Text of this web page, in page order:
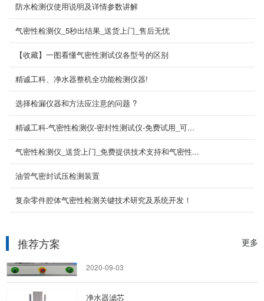
防水检测仪使用说明及详情参数讲解
气密性检测仪_5秒出结果_送货上门_售后无忧
【收藏】一图看懂气密性测试仪各型号的区别
精诚工科、净水器整机全功能检测仪器!
选择检漏仪器和方法应注意的问题 ?
精诚工科-气密性检测仪-密封性测试仪-免费试用_可...
气密性检测仪_送货上门_免费提供技术支持和气密性...
油管气密封试压检测装置
复杂零件腔体气密性检测关键技术研究及系统开发！
更多
推荐方案
手表外壳防水测试方案
2020-09-04
微动开关防水检测方案
2020-09-04
新能源控制箱
新能源控制箱气密性防水测试
2019-08-14
2020-09-03
净水器滤芯